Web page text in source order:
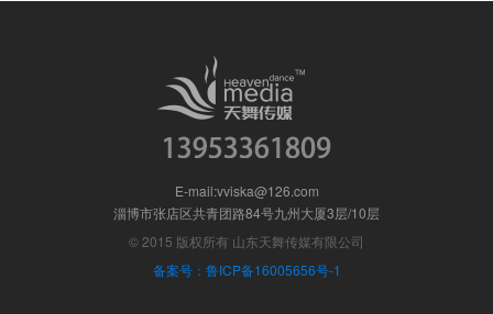
E-mail:vviska@126.com
淄博市张店区共青团路84号九州大厦3层/10层
© 2015 版权所有 山东天舞传媒有限公司
备案号：鲁ICP备16005656号-1